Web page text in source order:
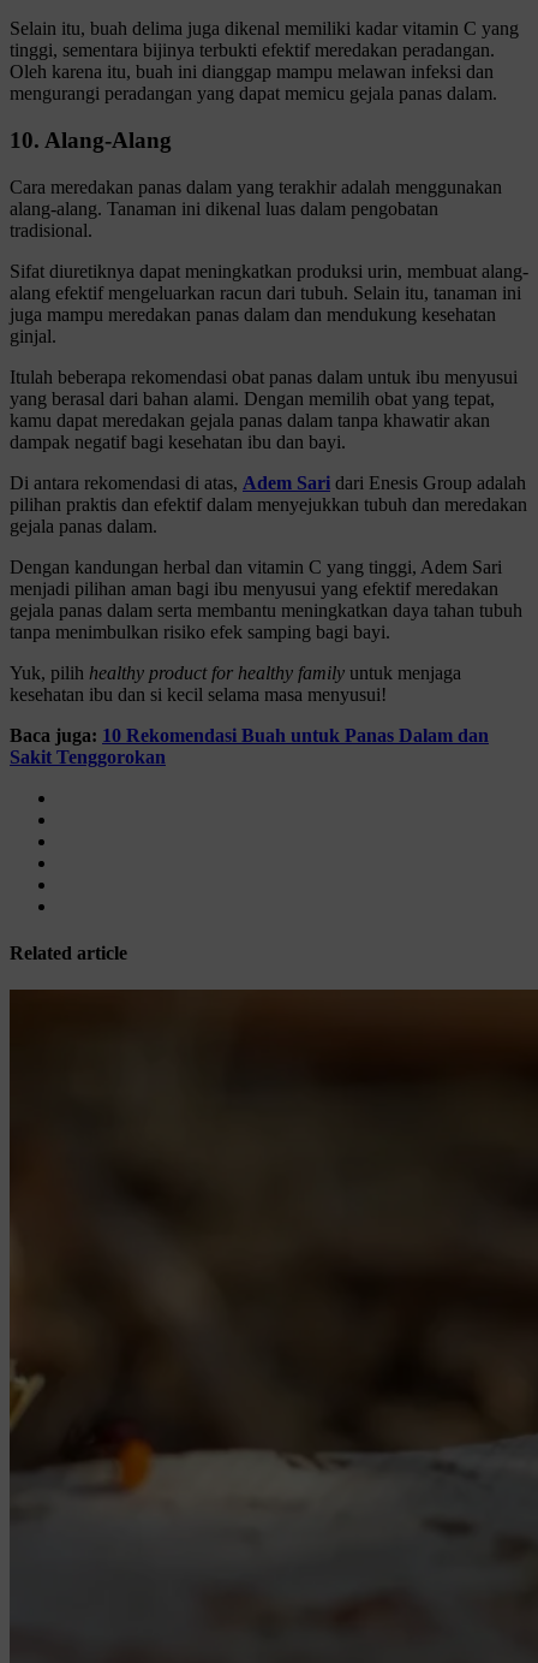
Selain itu, buah delima juga dikenal memiliki kadar vitamin C yang
tinggi, sementara bijinya terbukti efektif meredakan peradangan.
Oleh karena itu, buah ini dianggap mampu melawan infeksi dan
mengurangi peradangan yang dapat memicu gejala panas dalam.
10. Alang-Alang
Cara meredakan panas dalam yang terakhir adalah menggunakan
alang-alang. Tanaman ini dikenal luas dalam pengobatan
tradisional.
Sifat diuretiknya dapat meningkatkan produksi urin, membuat alang-
alang efektif mengeluarkan racun dari tubuh. Selain itu, tanaman ini
juga mampu meredakan panas dalam dan mendukung kesehatan
ginjal.
Itulah beberapa rekomendasi obat panas dalam untuk ibu menyusui
yang berasal dari bahan alami. Dengan memilih obat yang tepat,
kamu dapat meredakan gejala panas dalam tanpa khawatir akan
dampak negatif bagi kesehatan ibu dan bayi.
Di antara rekomendasi di atas, Adem Sari dari Enesis Group adalah
pilihan praktis dan efektif dalam menyejukkan tubuh dan meredakan
gejala panas dalam.
Dengan kandungan herbal dan vitamin C yang tinggi, Adem Sari
menjadi pilihan aman bagi ibu menyusui yang efektif meredakan
gejala panas dalam serta membantu meningkatkan daya tahan tubuh
tanpa menimbulkan risiko efek samping bagi bayi.
Yuk, pilih healthy product for healthy family untuk menjaga
kesehatan ibu dan si kecil selama masa menyusui!
Baca juga: 10 Rekomendasi Buah untuk Panas Dalam dan
Sakit Tenggorokan
Related article